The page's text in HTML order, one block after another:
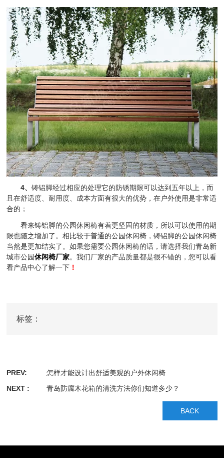
4、铸铝脚经过相应的处理它的防锈期限可以达到五年以上，而
且在舒适度、耐用度、成本方面有很大的优势，在户外使用是非常适
合的；
看来铸铝脚的公园休闲椅有着更坚固的材质，所以可以使用的期
限也随之增加了。相比较于普通的公园休闲椅，铸铝脚的公园休闲椅
当然是更加结实了。如果您需要公园休闲椅的话，请选择我们青岛新
城市公园休闲椅厂家。我们厂家的产品质量都是很不错的，您可以看
看产品中心了解一下 ！
标签：
PREV:
怎样才能设计出舒适美观的户外休闲椅
NEXT :
青岛防腐木花箱的清洗方法你们知道多少？
BACK